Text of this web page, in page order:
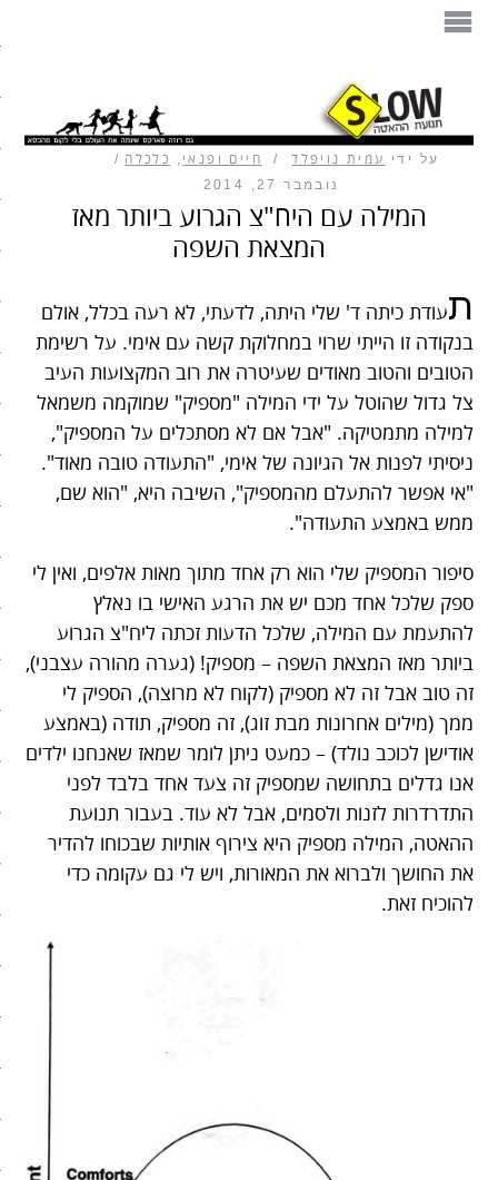
תנועת ההאטה
בית
עבודה
חיים ופנאי
תיירות
קהילה
כלכלה
פוליטיקה
תחבורה
טורים
101 דרכים להאט את החיים
צעדים ראשונים בסלואו פוד
להיות מגניבים בשקל תשעים
על ידי עמית נויפלד חיים ופנאי , כלכלה
נובמבר 27, 2014
המילה עם היח"צ הגרוע ביותר מאז
המצאת השפה
תעודת כיתה ד' שלי היתה, לדעתי, לא רעה בכלל, אולם
בנקודה זו הייתי שרוי במחלוקת קשה עם אימי. על רשימת
הטובים והטוב מאודים שעיטרה את רוב המקצועות העיב
צל גדול שהוטל על ידי המילה "מספיק" שמוקמה משמאל
למילה מתמטיקה. "אבל אם לא מסתכלים על המספיק",
ניסיתי לפנות אל הגיונה של אימי, "התעודה טובה מאוד".
"אי אפשר להתעלם מהמספיק", השיבה היא, "הוא שם,
ממש באמצע התעודה".
סיפור המספיק שלי הוא רק אחד מתוך מאות אלפים, ואין לי
ספק שלכל אחד מכם יש את הרגע האישי בו נאלץ
להתעמת עם המילה, שלכל הדעות זכתה ליח"צ הגרוע
ביותר מאז המצאת השפה – מספיק! (גערה מהורה עצבני),
זה טוב אבל זה לא מספיק (לקוח לא מרוצה), הספיק לי
ממך (מילים אחרונות מבת זוג), זה מספיק, תודה (באמצע
אודישן לכוכב נולד) – כמעט ניתן לומר שמאז שאנחנו ילדים
אנו גדלים בתחושה שמספיק זה צעד אחד בלבד לפני
התדרדרות לזנות ולסמים, אבל לא עוד. בעבור תנועת
ההאטה, המילה מספיק היא צירוף אותיות שבכוחו להדיר
את החושך ולברוא את המאורות, ויש לי גם עקומה כדי
להוכיח זאת.